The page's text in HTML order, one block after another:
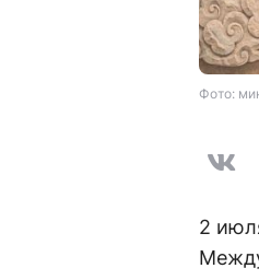
Фото:
2